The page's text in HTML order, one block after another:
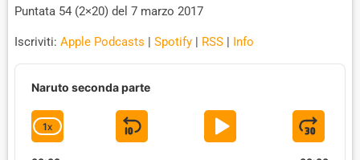
Puntata 54 (2×20) del 7 marzo 2017
Iscriviti: Apple Podcasts | Spotify | RSS | Info
A
Naruto seconda parte
C
1X
S
P
J